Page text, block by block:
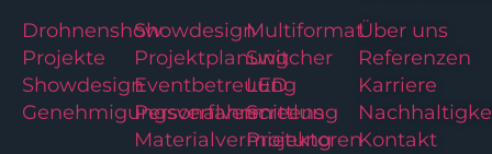
Drohnenshow
Projekte
Showdesign
Genehmigungsverfahren
Showdesign
Projektplanung
Eventbetreuung
Personalvermittlung
Materialvermietung
Multiformat
Switcher
LED
Screens
Projektoren
Über uns
Referenzen
Karriere
Kontakt